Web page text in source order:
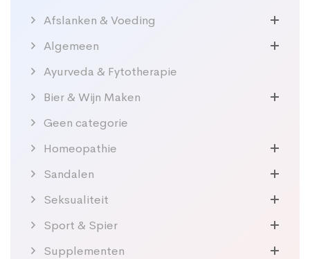
Afslanken & Voeding
Algemeen
Ayurveda & Fytotherapie
Bier & Wijn Maken
Geen categorie
Homeopathie
Sandalen
Seksualiteit
Sport & Spier
Supplementen